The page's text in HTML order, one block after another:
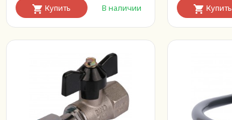
Купить В наличии Купить